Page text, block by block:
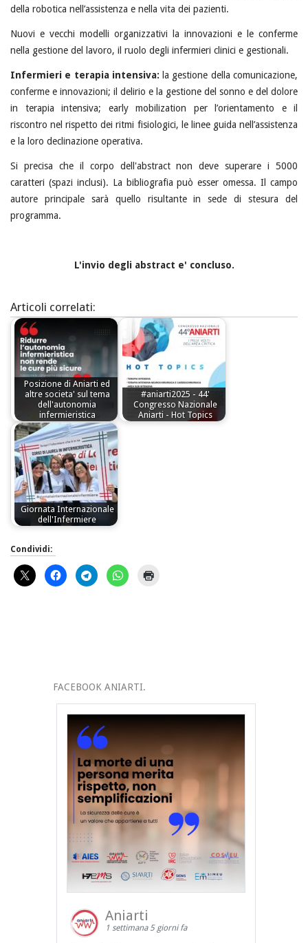
della robotica nell’assistenza e nella vita dei pazienti.
Nuovi e vecchi modelli organizzativi la innovazioni e le conferme
nella gestione del lavoro, il ruolo degli infermieri clinici e gestionali.
Infermieri e terapia intensiva: la gestione della comunicazione,
conferme e innovazioni; il delirio e la gestione del sonno e del dolore
in terapia intensiva; early mobilization per l’orientamento e il
riscontro nel rispetto dei ritmi fisiologici, le linee guida nell’assistenza
e la loro declinazione operativa.
Si precisa che il corpo dell'abstract non deve superare i 5000
caratteri (spazi inclusi). La bibliografia può esser omessa. Il campo
autore principale sarà quello risultante in sede di stesura del
programma.
L'invio degli abstract e' concluso.
Articoli correlati:
Posizione di Aniarti ed
altre societa' sul tema
dell'autonomia
infermieristica
#aniarti2025 - 44'
Congresso Nazionale
Aniarti - Hot Topics
Giornata Internazionale
dell'Infermiere
Condividi:
FACEBOOK ANIARTI.
Aniarti
1 settimana 5 giorni fa